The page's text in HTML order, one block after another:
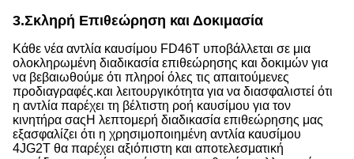
3.Σκληρή Επιθεώρηση και Δοκιμασία
Κάθε νέα αντλία καυσίμου FD46T υποβάλλεται σε μια
ολοκληρωμένη διαδικασία επιθεώρησης και δοκιμών για
να βεβαιωθούμε ότι πληροί όλες τις απαιτούμενες
προδιαγραφές.και λειτουργικότητα για να διασφαλιστεί ότι
η αντλία παρέχει τη βέλτιστη ροή καυσίμου για τον
κινητήρα σαςΗ λεπτομερή διαδικασία επιθεώρησης μας
εξασφαλίζει ότι η χρησιμοποιημένη αντλία καυσίμου
4JG2T θα παρέχει αξιόπιστη και αποτελεσματική